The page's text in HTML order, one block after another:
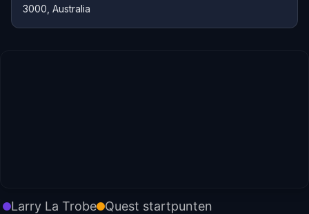
3000, Australia
Larry La Trobe Quest startpunten